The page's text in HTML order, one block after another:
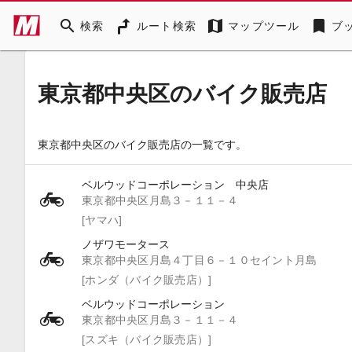
search 検索 ルート検索 map マップツール bookmark ブ
東京都中央区のバイク販売店
東京都中央区のバイク販売店の一覧です。
ベルウッドコーポレーション 中央店
東京都中央区月島３－１１－４
[ヤマハ]
ノザワモータース
東京都中央区月島４丁目６－１０セイント月島
[ホンダ（バイク販売店）]
ベルウッドコーポレーション
東京都中央区月島３－１１－４
[スズキ（バイク販売店）]